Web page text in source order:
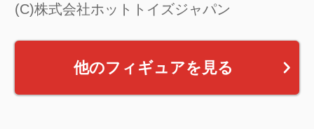
(C)株式会社ホットトイズジャパン
他のフィギュアを見る